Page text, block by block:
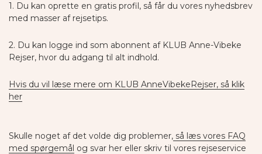
1. Du kan oprette en gratis profil, så får du vores nyhedsbrev
med masser af rejsetips.
2. Du kan logge ind som abonnent af KLUB Anne-Vibeke
Rejser, hvor du adgang til alt indhold.
Hvis du vil læse mere om KLUB AnneVibekeRejser, så klik
her
Skulle noget af det volde dig problemer, så læs vores FAQ
med spørgemål og svar her eller skriv til vores rejseservice